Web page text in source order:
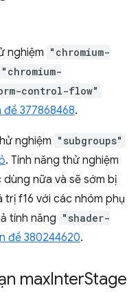
nghiệm "chromium-
"chromium-
control-flow"
đề 377868468.
nghiệm "subgroups"
. Tính năng thử nghiệm
nữa và sẽ sớm bị
f16 với các nhóm phụ
tính năng "shader-
đề 380244620.
maxInterStage